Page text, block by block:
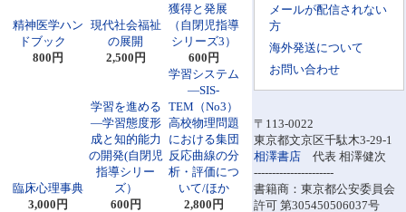
メールが配信されない
方
海外発送について
お問い合わせ
〒113-0022
東京都文京区千駄木3-29-1
相澤書店 代表 相澤健次
----------------------
書籍商：東京都公安委員会
許可 第305450506037号
精神医学ハン
ドブック
800円
現代社会福祉
の展開
2,500円
獲得と発展
（自閉児指導
シリーズ3）
600円
臨床心理事典
3,000円
学習を進める
―学習態度形
成と知的能力
の開発(自閉児
指導シリー
ズ）
600円
学習システム
―SIS-
TEM（No3）
高校物理問題
における集団
反応曲線の分
析・評価につ
いて/ほか
2,800円